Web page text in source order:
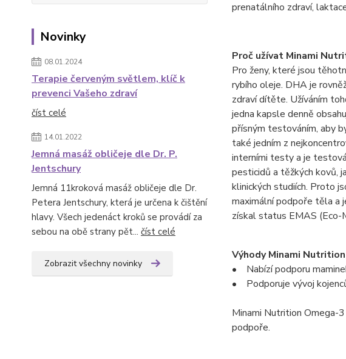
Novinky
08.01.2024
Terapie červeným světlem, klíč k
prevenci Vašeho zdraví
číst celé
14.01.2022
Jemná masáž obličeje dle Dr. P.
Jentschury
Jemná 11kroková masáž obličeje dle Dr.
Petera Jentschury, která je určena k čištění
hlavy. Všech jedenáct kroků se provádí za
sebou na obě strany pět... číst celé
Zobrazit všechny novinky
prenatálního zdraví,
Proč užívat Minami
Pro ženy, které jsou
rybího oleje. DHA je
zdraví dítěte. Užíváním
jedna kapsle denně
přísným testováním, aby
také jedním z
interními testy a je
pesticidů a těžkých kovů,
klinických studiích. Proto
maximální podpoře těla a
získal status EMAS (Eco-
Výhody Minami
• Nabízí podporu
• Podporuje vývoj
Minami Nutrition Omega-
podpoře.